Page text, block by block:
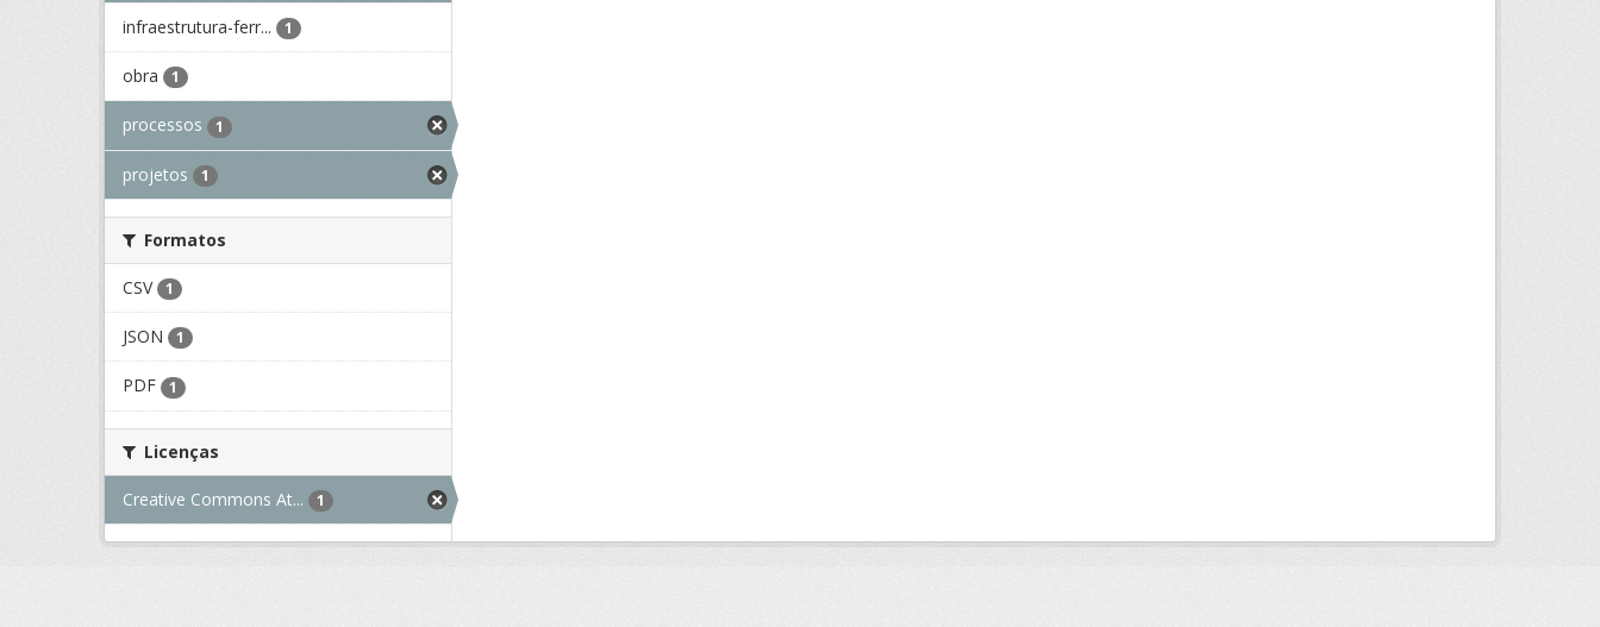
infraestrutura-ferr... 1
obra 1
processos 1
projetos 1
Formatos
CSV 1
JSON 1
PDF 1
Licenças
Creative Commons At... 1